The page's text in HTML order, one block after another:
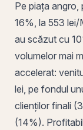
Pe piața angro,
16%, la 553 lei/
au scăzut cu
volumelor mai
accelerat:
lei, pe fondul
clienților finali
(14%).